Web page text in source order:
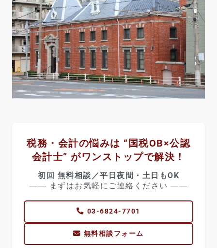
税務・会計の悩みは “国税OB×公認
会計士” がワンストップで解決！
初回 無料相談／平日夜間・土日もOK
―― まずはお気軽にご連絡ください ――
03-6824-7701
無料相談フォーム